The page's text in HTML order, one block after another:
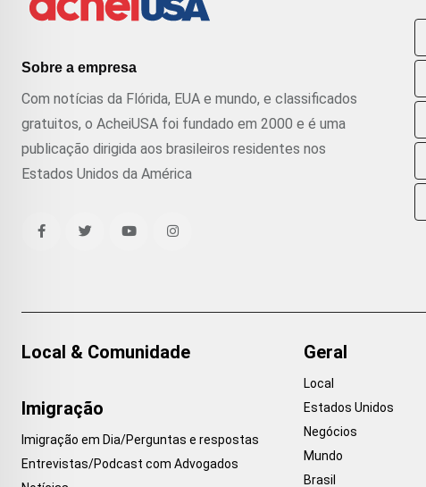
Sobre a empresa
Com notícias da Flórida, EUA e mundo, e classificados
gratuitos, o AcheiUSA foi fundado em 2000 e é uma
publicação dirigida aos brasileiros residentes nos
Estados Unidos da América
Local & Comunidade
Imigração
Imigração em Dia/Perguntas e respostas
Entrevistas/Podcast com Advogados
Geral
Local
Estados Unidos
Negócios
Mundo
Brasil